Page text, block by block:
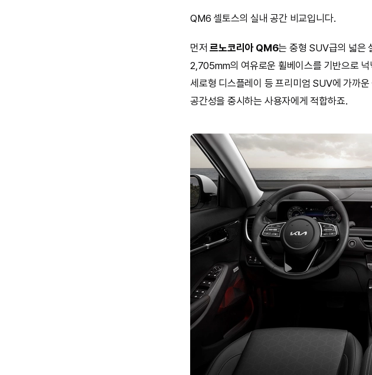
QM6 셀토스의 실내 공간 비교입니다.
먼저르노코리아 QM6는 중형 SUV급의 넓은
2,705mm의 여유로운 휠베이스를 기반으로 넉
세로형 디스플레이 등 프리미엄 SUV에 가까
공간성을 중시하는 사용자에게 적합하죠.